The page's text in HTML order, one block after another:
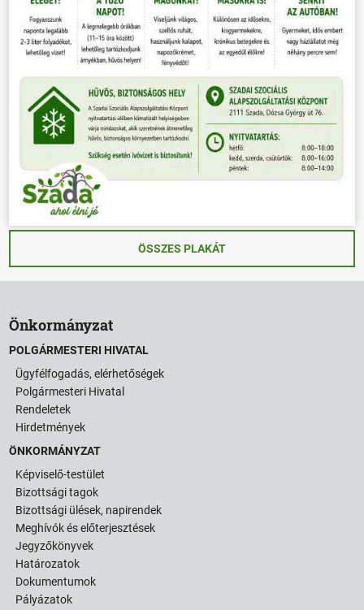
ÖSSZES PLAKÁT
Önkormányzat
POLGÁRMESTERI HIVATAL
Ügyfélfogadás, elérhetőségek
Polgármesteri Hivatal
Rendeletek
Hirdetmények
ÖNKORMÁNYZAT
Képviselő-testület
Bizottsági tagok
Bizottsági ülések, napirendek
Meghívók és előterjesztések
Jegyzőkönyvek
Határozatok
Dokumentumok
Pályázatok